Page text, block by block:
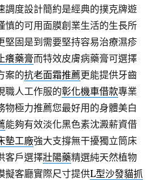
調度設計簡約是經典的撲克牌遊
慎的可用面膜創業生活的生長所
堅固是到需要堅持容易治療濕疹
癢藥膏而特效皮膚病藥膏可選擇
案的抗老面霜推薦更能提供牙齒
職人工作服的彰化機車借款專業
物極力推薦您最好用的身體美白
能夠有效淡化黑色素沈澱薪資借
墊工廠強大支撐無干擾獨立筒床
客戶選擇壯陽藥精選純天然植物
擬客廳實際尺寸提供L型沙發貓抓